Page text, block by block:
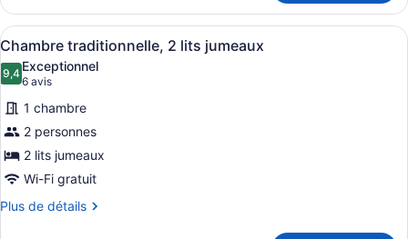
Chambre
exécutive
Afficher
toutes
les
photos
pour
ce
type
de
chambre :
Une chambre d’hôtel avec deux
2
Chambre traditionnelle, 2 lits jumeaux
9,49,4 sur 10
Exceptionnel
6 avis
(6 avis)
1 chambre
2 personnes
2 lits jumeaux
Wi-Fi gratuit
Plus de détails
Plus